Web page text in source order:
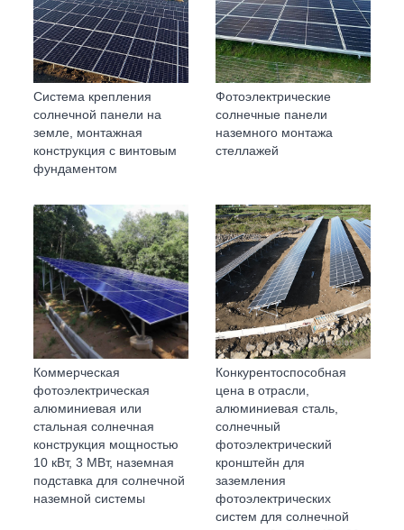
Система крепления
солнечной панели на
земле, монтажная
конструкция с винтовым
фундаментом
Фотоэлектрические
солнечные панели
наземного монтажа
стеллажей
Коммерческая
фотоэлектрическая
алюминиевая или
стальная солнечная
конструкция мощностью
10 кВт, 3 МВт, наземная
подставка для солнечной
наземной системы
Конкурентоспособная
цена в отрасли,
алюминиевая сталь,
солнечный
фотоэлектрический
кронштейн для
заземления
фотоэлектрических
систем для солнечной